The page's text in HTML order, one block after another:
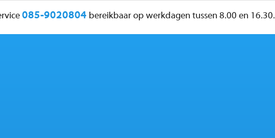
085-9020804 bereikbaar op werkdagen tussen 8.00 en 16.30.